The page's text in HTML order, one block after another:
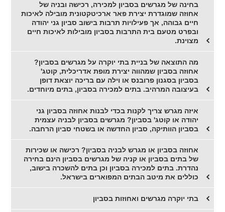
בחינה של מגרשים בסביון למכירה, רכישה ובניה של
אחוזה שמוגדרת יצירת פאר ארכיטקטונית מובילה לאיכות
חיים גבוהה, אך פעילויות תרבות בישוב סביון גני יהודה
ובפרט מטעם בית התרבות בסביון מובילות לאיכות חיים
מצוינת.
מה התוצאה של בניית בתי יוקרה על מגרשים בסביון?
אחוזה בסביון שמהווה יצירת מופת אדריכלית, קוטג'
בסביון בסגנון פרובנס או וילה עם בריכה יוצאת דופן
בעיצובה המרהיב. בתים למכירה בסביון, בתים מיוחדים.
איזה מגרש צריך לקנות בכדי לבנות אחוזה בסביון גני
יהודה או קוטג' בסביון? מגרשים בסביון לבניה עצמית
בסביון הוותיקה, סביון החדשה או בשטחי סביון הרחבה.
אחוזה בסביון או מגרש לבניה בסביון? רכישה או שכירות
של בתים בסביון או קניה של מגרשים בסביון הינם בחירה
נהדרת. בתים למכירה בסביון וכן בתים להשכרה בישוב,
כוללים את מיטב הבתים המפוארים בישראל.
בתי יוקרה מגרשים ואחוזות בסביון